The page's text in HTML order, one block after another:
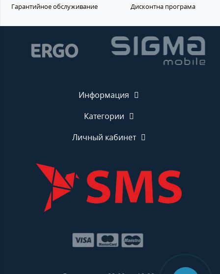
Гарантийное обслуживание Дисконтна програма
Информация
Категории
Личный кабинет